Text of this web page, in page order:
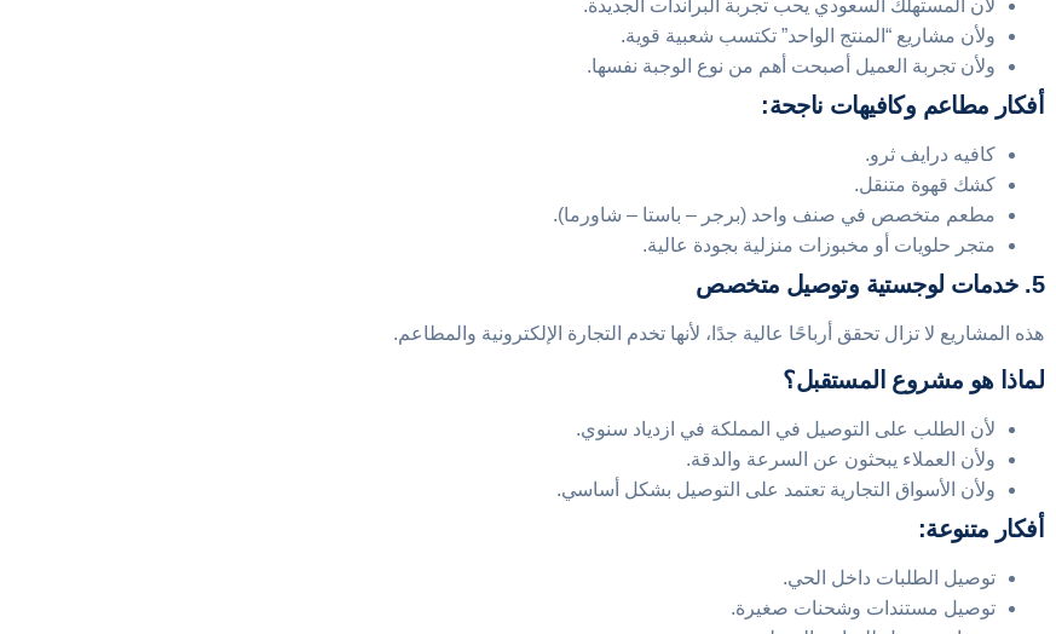
لأن المستهلك السعودي يحب تجربة البراندات الجديدة.
ولأن مشاريع “المنتج الواحد” تكتسب شعبية قوية.
ولأن تجربة العميل أصبحت أهم من نوع الوجبة نفسها.
أفكار مطاعم وكافيهات ناجحة:
كافيه درايف ثرو.
كشك قهوة متنقل.
مطعم متخصص في صنف واحد (برجر – باستا – شاورما).
متجر حلويات أو مخبوزات منزلية بجودة عالية.
5. خدمات لوجستية وتوصيل متخصص
هذه المشاريع لا تزال تحقق أرباحًا عالية جدًا، لأنها تخدم التجارة الإلكترونية والمطاعم.
لماذا هو مشروع المستقبل؟
لأن الطلب على التوصيل في المملكة في ازدياد سنوي.
ولأن العملاء يبحثون عن السرعة والدقة.
ولأن الأسواق التجارية تعتمد على التوصيل بشكل أساسي.
أفكار متنوعة:
توصيل الطلبات داخل الحي.
توصيل مستندات وشحنات صغيرة.